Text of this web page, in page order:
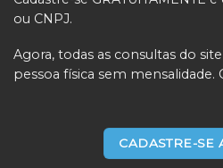
ou CNPJ.
Agora, todas as consultas do
pessoa física sem mensalidade.
CADASTRE-SE